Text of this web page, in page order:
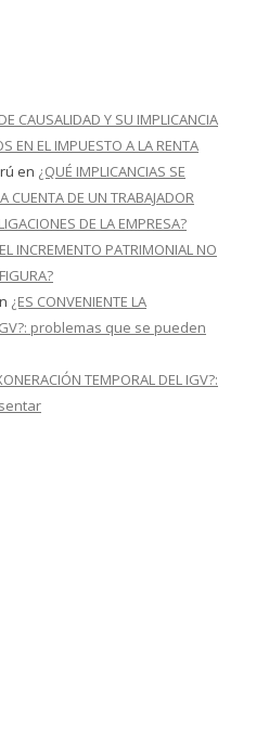
CAUSALIDAD Y SU IMPLICANCIA
EN EL IMPUESTO A LA RENTA
en ¿QUÉ IMPLICANCIAS SE
CUENTA DE UN TRABAJADOR
DE LA EMPRESA?
EL INCREMENTO PATRIMONIAL NO
¿ES CONVENIENTE LA
IGV?: problemas que se pueden
TEMPORAL DEL IGV?: